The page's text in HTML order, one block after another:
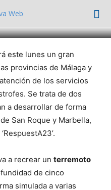
se alarme
2903
este lunes un gran
provincias de Málaga y
de los servicios
Se trata de dos
a desarrollar de forma
San Roque y Marbella,
a recrear un terremoto
de cinco
simulada a varias